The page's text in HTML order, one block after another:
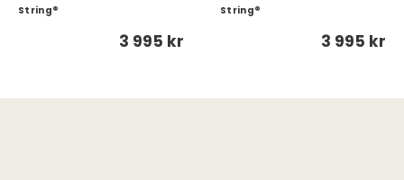
String®
3 995 kr
String®
3 995 kr